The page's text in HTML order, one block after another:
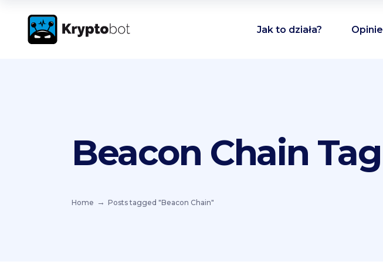
Jak to działa? Opinie
Beacon Chain Tag
Home Posts tagged "Beacon Chain"